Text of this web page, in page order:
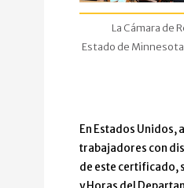
La Cámara de
Estado de
En Estados
trabajadores con
de este certificado,